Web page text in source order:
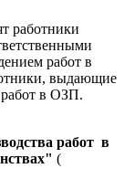
работники
работ в
выдающие
работ в ОЗП.
работ в
(